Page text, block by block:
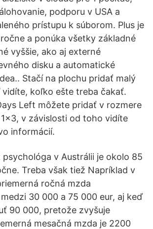
podporu v USA a
prístupu k súborom. Plus je
a ponúka všetky základné
vyššie, ako aj externé
disku a automatické
Stačí na plochu pridať malý
koľko ešte treba čakať.
Left môžete pridať v rozmere
1×3, v závislosti od toho vidíte
informácií.
psychológa v Austrálii je okolo 85
Treba však tiež Napríklad v
ročná mzda
30 000 a 75 000 eur, aj keď
90 000, pretože zvyšuje
mesačná mzda je 2200